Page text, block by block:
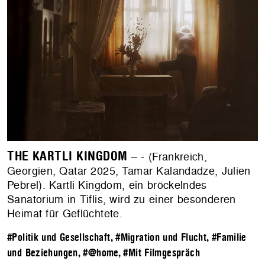
THE KARTLI KINGDOM – - (Frankreich,
Georgien, Qatar 2025, Tamar Kalandadze, Julien
Pebrel). Kartli Kingdom, ein bröckelndes
Sanatorium in Tiflis, wird zu einer besonderen
Heimat für Geflüchtete.
#Politik und Gesellschaft,#Migration und Flucht, #Familie
und Beziehungen,#@home,#Mit Filmgespräch